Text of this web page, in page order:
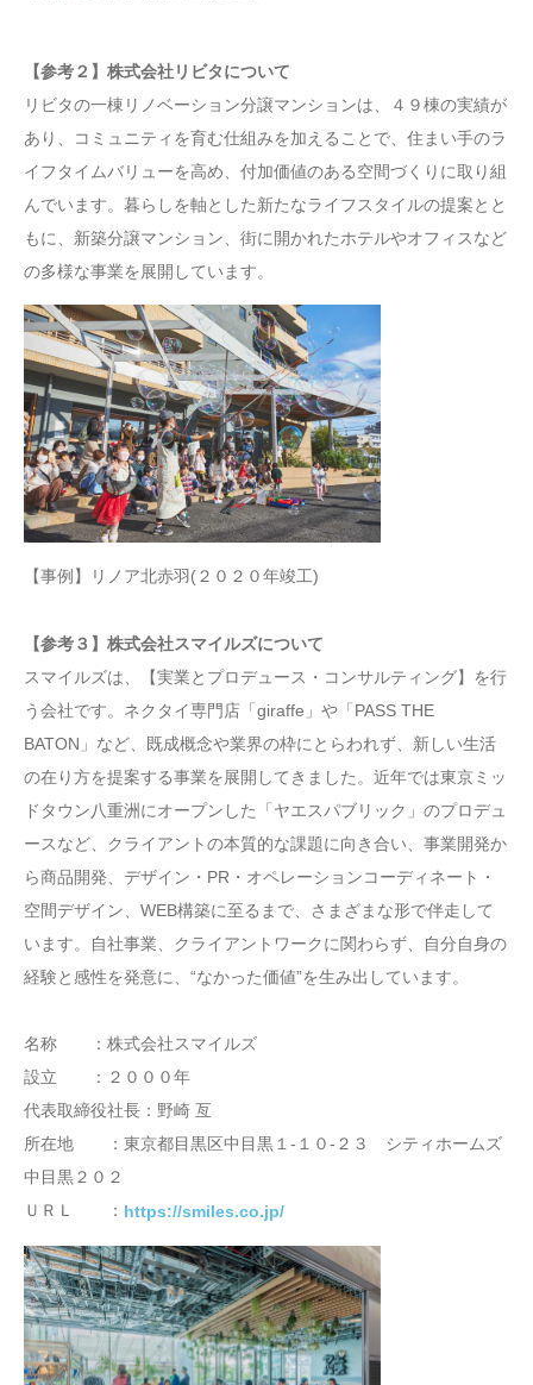
【参考２】株式会社リビタについて
リビタの一棟リノベーション分譲マンションは、４９棟の実績が
あり、コミュニティを育む仕組みを加えることで、住まい手のラ
イフタイムバリューを高め、付加価値のある空間づくりに取り組
んでいます。暮らしを軸とした新たなライフスタイルの提案とと
もに、新築分譲マンション、街に開かれたホテルやオフィスなど
の多様な事業を展開しています。
【事例】リノア北赤羽(２０２０年竣工)
【参考３】株式会社スマイルズについて
スマイルズは、【実業とプロデュース・コンサルティング】を行
う会社です。ネクタイ専門店「giraffe」や「PASS THE
BATON」など、既成概念や業界の枠にとらわれず、新しい生活
の在り方を提案する事業を展開してきました。近年では東京ミッ
ドタウン八重洲にオープンした「ヤエスパブリック」のプロデュ
ースなど、クライアントの本質的な課題に向き合い、事業開発か
ら商品開発、デザイン・PR・オペレーションコーディネート・
空間デザイン、WEB構築に至るまで、さまざまな形で伴走して
います。自社事業、クライアントワークに関わらず、自分自身の
経験と感性を発意に、“なかった価値”を生み出しています。
名称 ：株式会社スマイルズ
設立 ：２０００年
代表取締役社長：野崎 亙
所在地 ：東京都目黒区中目黒１-１０-２３ シティホームズ
中目黒２０２
ＵＲＬ ： https://smiles.co.jp/